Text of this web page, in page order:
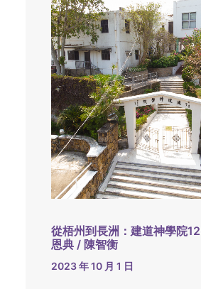
從梧州到長洲：建道神學院
恩典 / 陳智衡
2023 年 10 月 1 日